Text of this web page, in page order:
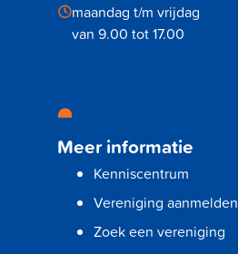
maandag t/m vrijdag
van 9.00 tot 17.00
Meer informatie
Kenniscentrum
Vereniging aanmelden
Zoek een vereniging